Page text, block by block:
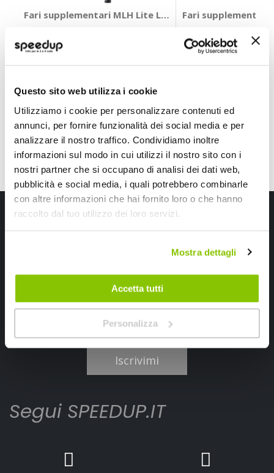
Questo sito web utilizza i cookie
Utilizziamo i cookie per personalizzare contenuti ed
annunci, per fornire funzionalità dei social media e per
analizzare il nostro traffico. Condividiamo inoltre
informazioni sul modo in cui utilizzi il nostro sito con i
nostri partner che si occupano di analisi dei dati web,
pubblicità e social media, i quali potrebbero combinarle
con altre informazioni che hai fornito loro o che hanno
raccolto dal tuo utilizzo dei loro servizi.
Mostra dettagli
Accetta tutti
Personalizza
Fari supplementari MLH Lite LED C1700 - MIDLAND
MIDLAND
63x39x39mm 130g
147,55 €
CONSEGNA IN 48H Spedizione gratuita!
Fari supplementari
LAMPA
H3 147x77x58mm
39,60 € -28%
Iscriviti alla newsletter Speedup
Iscrivimi
Segui SPEEDUP.IT